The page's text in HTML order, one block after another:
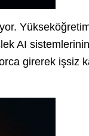
AI
girerek işsiz